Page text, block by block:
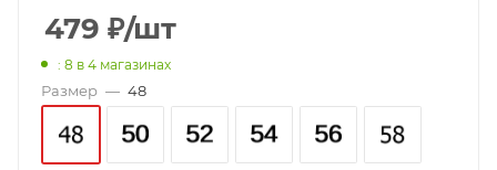
479 ₽/шт
: 8 в 4 магазинах
Размер — 48